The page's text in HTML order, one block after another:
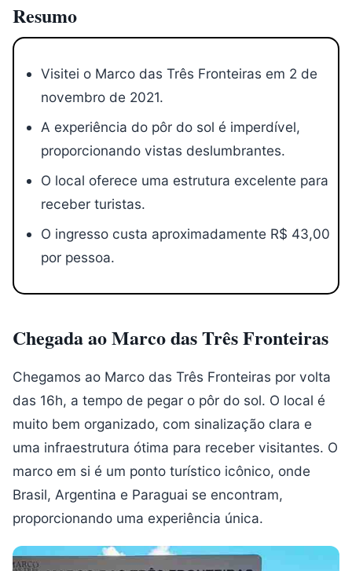
Resumo
Visitei o Marco das Três Fronteiras em 2 de
novembro de 2021.
A experiência do pôr do sol é imperdível,
proporcionando vistas deslumbrantes.
O local oferece uma estrutura excelente para
receber turistas.
O ingresso custa aproximadamente R$ 43,00
por pessoa.
Chegada ao Marco das Três Fronteiras
Chegamos ao Marco das Três Fronteiras por volta
das 16h, a tempo de pegar o pôr do sol. O local é
muito bem organizado, com sinalização clara e
uma infraestrutura ótima para receber visitantes. O
marco em si é um ponto turístico icônico, onde
Brasil, Argentina e Paraguai se encontram,
proporcionando uma experiência única.